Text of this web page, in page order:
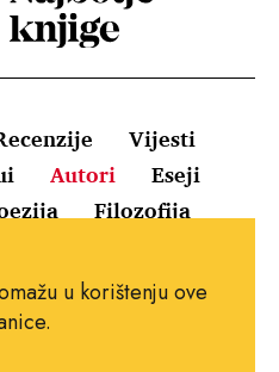
Vijesti
Autori
Eseji
Filozofija
Pravila o kolačićima
Impressum
u korištenju ove